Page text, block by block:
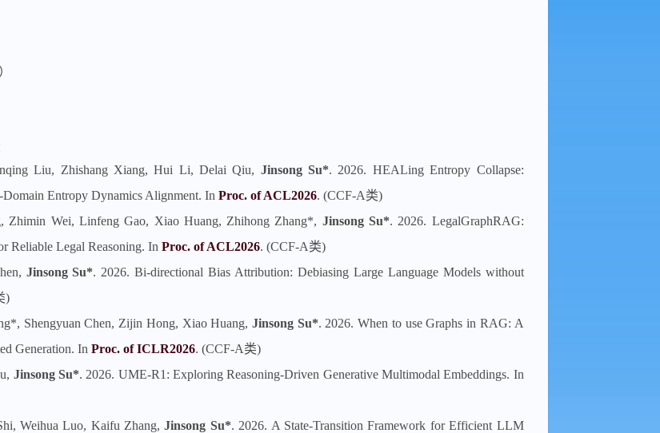
Liu, Zhishang Xiang, Hui Li, Delai Qiu, Jinsong Su*. 2026. HEALing Entropy Collapse:
Entropy Dynamics Alignment. In Proc. of ACL2026. (CCF-A类)
Zhimin Wei, Linfeng Gao, Xiao Huang, Zhihong Zhang*, Jinsong Su*. 2026. LegalGraphRAG:
Reliable Legal Reasoning. In Proc. of ACL2026. (CCF-A类)
Jinsong Su*. 2026. Bi-directional Bias Attribution: Debiasing Large Language Models without
)
Shengyuan Chen, Zijin Hong, Xiao Huang, Jinsong Su*. 2026. When to use Graphs in RAG: A
Generation. In Proc. of ICLR2026. (CCF-A类)
Jinsong Su*. 2026. UME-R1: Exploring Reasoning-Driven Generative Multimodal Embeddings. In
Weihua Luo, Kaifu Zhang,Jinsong Su*. 2026. A State-Transition Framework for Efficient LLM